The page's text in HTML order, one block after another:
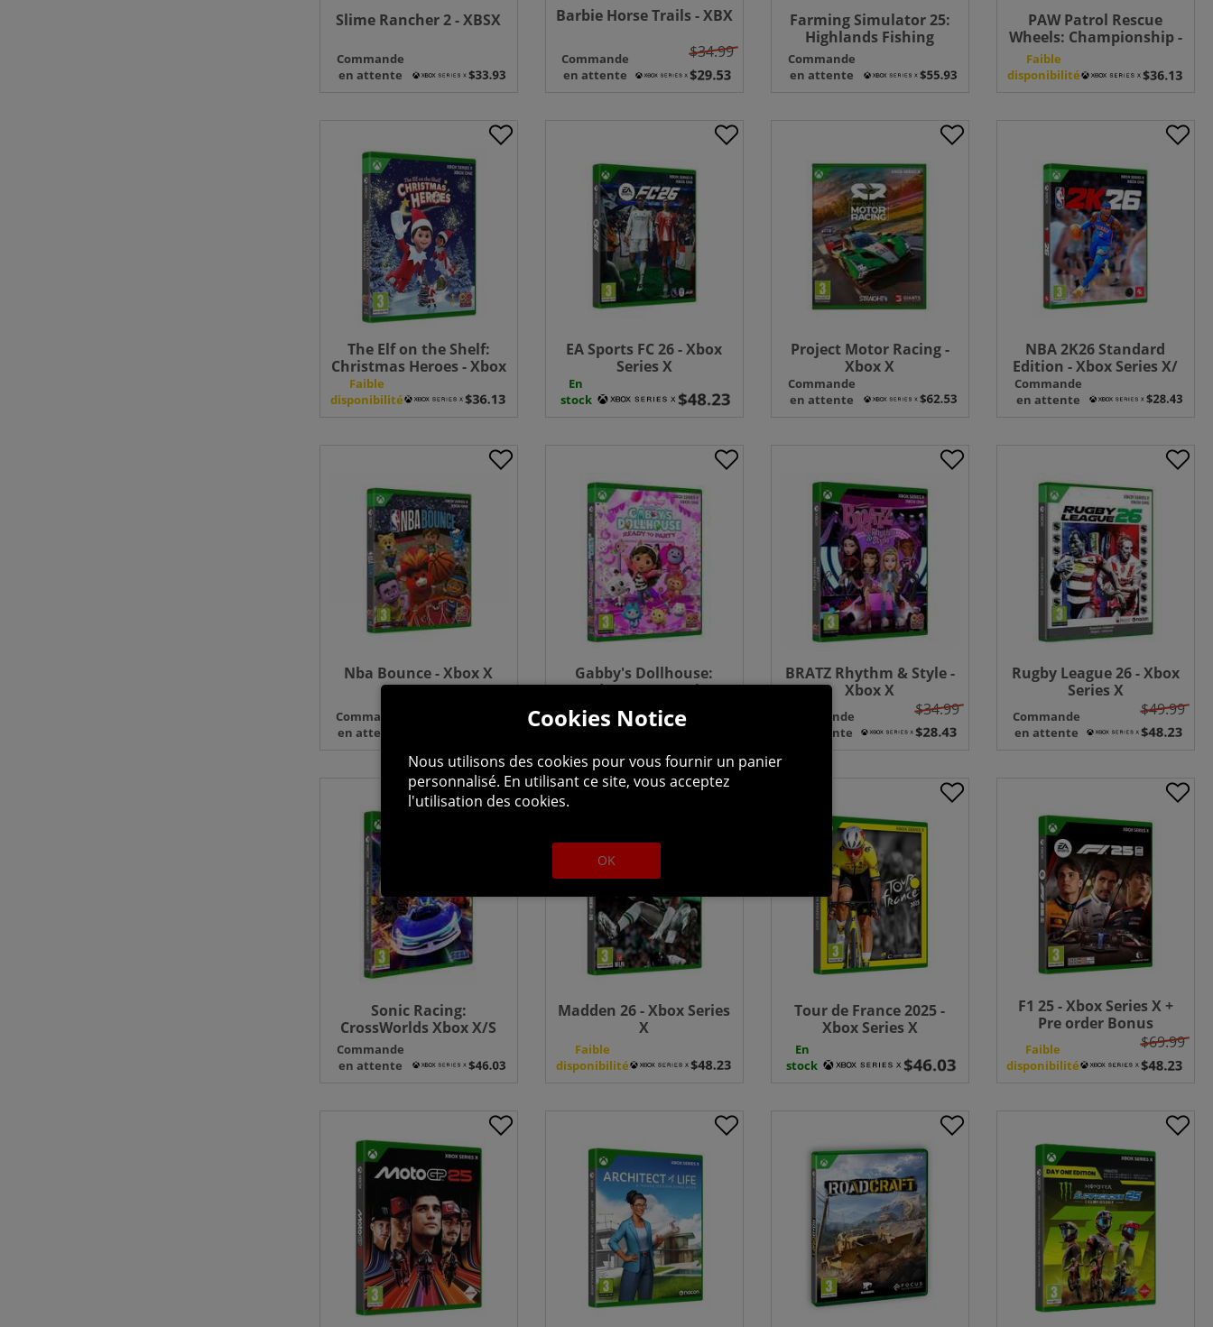
Slime Rancher 2 - XBSX
Commande
en attente
Barbie Horse Trails - XBX
Commande
en attente
$34.99
Farming Simulator 25:
Highlands Fishing
Edition - XBX
Commande
en attente
PAW Patrol Rescue
Wheels: Championship -
Xbox Series X
Faible
disponibilité
The Elf on the Shelf:
Christmas Heroes - Xbox
Faible
disponibilité
EA Sports FC 26 - Xbox
Series X
En
stock
Project Motor Racing -
Xbox X
Commande
en attente
NBA 2K26 Standard
Edition - Xbox Series X/
One
Commande
en attente
Nba Bounce - Xbox X
Commande
en attente
Gabby's Dollhouse:
Ready to Party - Xbox
Series X
Commande
BRATZ Rhythm & Style -
Xbox X
Commande
en attente
$34.99
Rugby League 26 - Xbox
Series X
Commande
en attente
$49.99
Sonic Racing:
CrossWorlds Xbox X/S
Commande
en attente
Madden 26 - Xbox Series
X
Faible
disponibilité
Tour de France 2025 -
Xbox Series X
En
stock
F1 25 - Xbox Series X +
Pre order Bonus
Faible
disponibilité
$69.99
Cookies Notice
Nous utilisons des cookies pour vous fournir un panier
personnalisé. En utilisant ce site, vous acceptez
l'utilisation des cookies.
OK